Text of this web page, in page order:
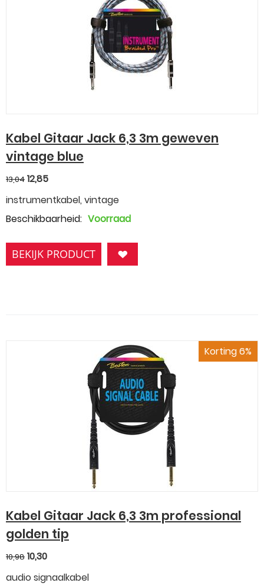
Kabel Gitaar Jack 6,3 3m geweven
vintage blue
13,04 12,85
instrumentkabel, vintage
Beschikbaarheid: Voorraad
BEKIJK PRODUCT
Korting 6%
Kabel Gitaar Jack 6,3 3m professional
golden tip
10,98 10,30
audio signaalkabel